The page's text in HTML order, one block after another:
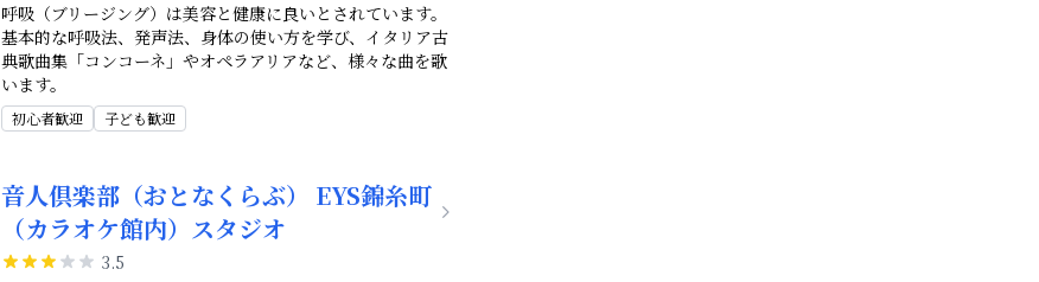
呼吸（ブリージング）は美容と健康に良いとされています。
基本的な呼吸法、発声法、身体の使い方を学び、イタリア古
典歌曲集「コンコーネ」やオペラアリアなど、様々な曲を歌
います。
初心者歓迎 子ども歓迎
音人倶楽部（おとなくらぶ） EYS錦糸町
（カラオケ館内）スタジオ
3.5